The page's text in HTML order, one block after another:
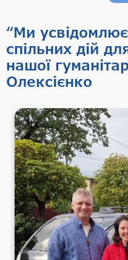
“Ми
спільних дій
нашої
Олексієнко